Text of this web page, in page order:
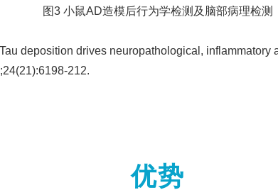
图3 小鼠AD造模后行为学检测及脑部病理检测
deposition drives neuropathological,
212.
优势